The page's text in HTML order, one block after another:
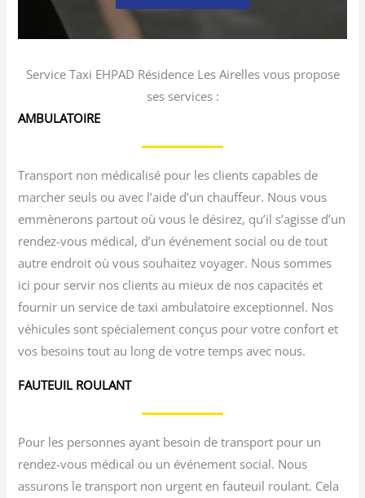
Service Taxi EHPAD Résidence Les Airelles vous propose
ses services :
AMBULATOIRE
Transport non médicalisé pour les clients capables de
marcher seuls ou avec l’aide d’un chauffeur. Nous vous
emmènerons partout où vous le désirez, qu’il s’agisse d’un
rendez-vous médical, d’un événement social ou de tout
autre endroit où vous souhaitez voyager. Nous sommes
ici pour servir nos clients au mieux de nos capacités et
fournir un service de taxi ambulatoire exceptionnel. Nos
véhicules sont spécialement conçus pour votre confort et
vos besoins tout au long de votre temps avec nous.
FAUTEUIL ROULANT
Pour les personnes ayant besoin de transport pour un
rendez-vous médical ou un événement social. Nous
assurons le transport non urgent en fauteuil roulant. Cela